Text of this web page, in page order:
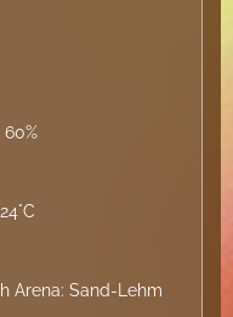
Arena: Sand-Lehm